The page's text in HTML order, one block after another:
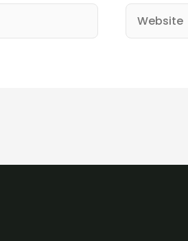
Website